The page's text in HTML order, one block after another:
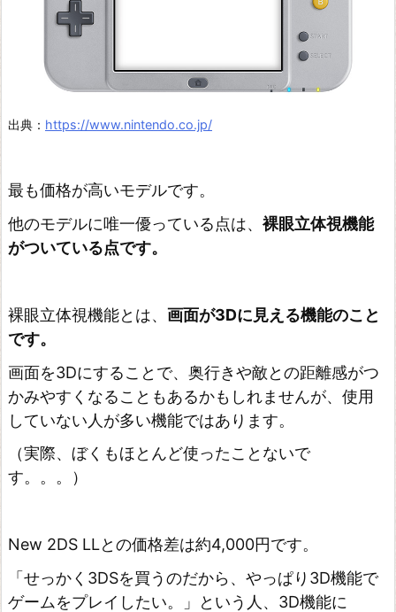
出典： https://www.nintendo.co.jp/
最も価格が高いモデルです。
他のモデルに唯一優っている点は、 裸眼立体視機能
がついている点です。
裸眼立体視機能とは、 画面が3Dに見える機能のこと
です。
画面を3Dにすることで、奥行きや敵との距離感がつ
かみやすくなることもあるかもしれませんが、使用
していない人が多い機能ではあります。
（実際、ぼくもほとんど使ったことないで
す。。。）
New 2DS LLとの価格差は約4,000円です。
「せっかく3DSを買うのだから、やっぱり3D機能で
ゲームをプレイしたい。」という人、3D機能に